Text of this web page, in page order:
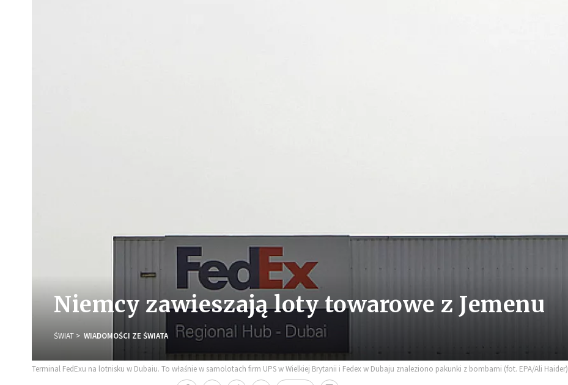
Niemcy zawieszają loty towarowe z Jemenu
ŚWIAT WIADOMOŚCI ZE ŚWIATA
Terminal FedExu na lotnisku w Dubaiu. To właśnie w samolotach firm UPS w Wielkiej Brytanii i Fedex w Dubaju znaleziono pakunki z bombami (fot. EPA/Ali Haider)